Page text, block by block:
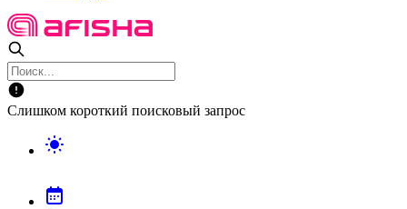
Слишком короткий поисковый запрос